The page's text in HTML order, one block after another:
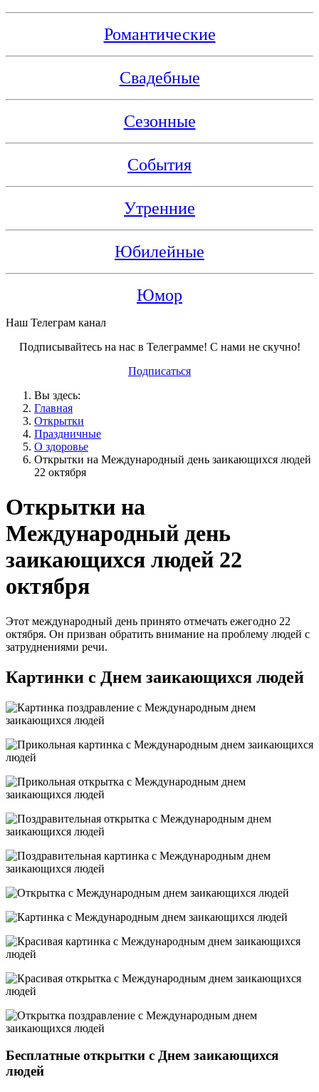
Романтические
Свадебные
Сезонные
События
Утренние
Юбилейные
Юмор
Наш Телеграм канал
Подписывайтесь на нас в Телеграмме! С нами не скучно!
Подписаться
Вы здесь:
Главная
Открытки
Праздничные
О здоровье
Открытки на Международный день заикающихся людей
22 октября
Открытки на
Международный день
заикающихся людей 22
октября
Этот международный день принято отмечать ежегодно 22
октября. Он призван обратить внимание на проблему людей с
затруднениями речи.
Картинки с Днем заикающихся людей
Бесплатные открытки с Днем заикающихся
людей